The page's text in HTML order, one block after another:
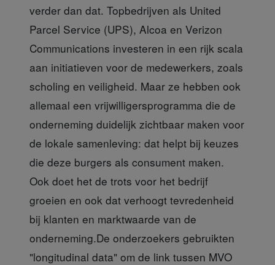
verder dan dat. Topbedrijven als United
Parcel Service (UPS), Alcoa en Verizon
Communications investeren in een rijk scala
aan initiatieven voor de medewerkers, zoals
scholing en veiligheid. Maar ze hebben ook
allemaal een vrijwilligersprogramma die de
onderneming duidelijk zichtbaar maken voor
de lokale samenleving: dat helpt bij keuzes
die deze burgers als consument maken.
Ook doet het de trots voor het bedrijf
groeien en ook dat verhoogt tevredenheid
bij klanten en marktwaarde van de
onderneming.De onderzoekers gebruikten
"longitudinal data" om de link tussen MVO